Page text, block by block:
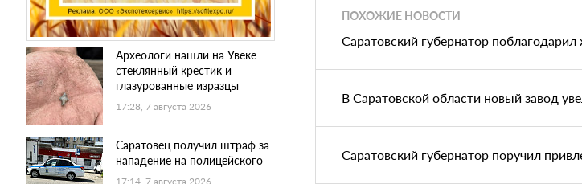
Археологи нашли на Увеке
стеклянный крестик и
глазурованные изразцы
17:28, 7 августа 2026
Саратовец получил штраф за
нападение на полицейского
ПОХОЖИЕ НОВОСТИ
Саратовский губернатор
В Саратовской области новый завод
Саратовский губернатор поручил